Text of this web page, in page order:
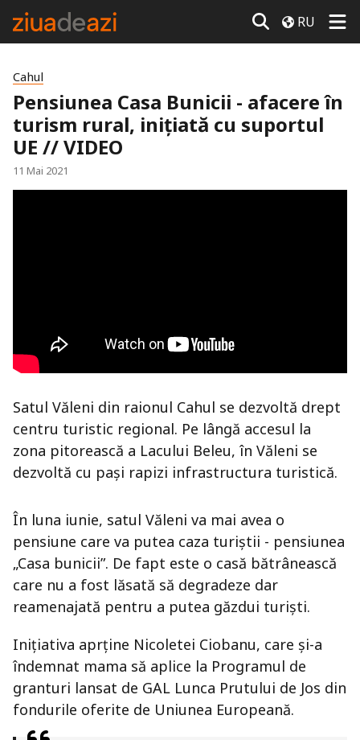
RU
Cahul
Pensiunea Casa Bunicii - afacere în
turism rural, inițiată cu suportul
UE // VIDEO
11 Mai 2021
Satul Văleni din raionul Cahul se dezvoltă drept
centru turistic regional. Pe lângă accesul la
zona pitorească a Lacului Beleu, în Văleni se
dezvoltă cu pași rapizi infrastructura turistică.
În luna iunie, satul Văleni va mai avea o
pensiune care va putea caza turiștii - pensiunea
„Casa bunicii”. De fapt este o casă bătrânească
care nu a fost lăsată să degradeze dar
reamenajată pentru a putea găzdui turiști.
Inițiativa aprține Nicoletei Ciobanu, care și-a
îndemnat mama să aplice la Programul de
granturi lansat de GAL Lunca Prutului de Jos din
fondurile oferite de Uniunea Europeană.